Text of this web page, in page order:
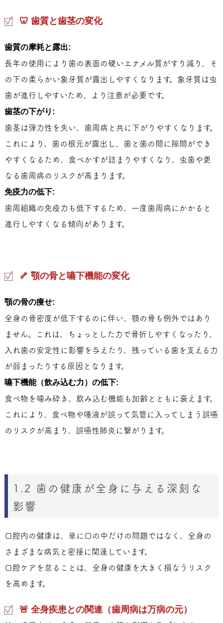
🦷 歯質と歯茎の変化
歯質の摩耗と露出:
長年の使用により歯の表面の硬いエナメル質がすり減り、そ
の下の柔らかい象牙質が露出しやすくなります。象牙質は虫
歯が進行しやすいため、より注意が必要です。
歯茎の下がり:
歯茎は弾力性を失い、歯周病と共に下がりやすくなります。
これにより、歯の根元が露出し、歯と歯の間に隙間ができ
やすくなるため、食べかすが詰まりやすくなり、虫歯や更
なる歯周病のリスクが高まります。
免疫力の低下:
歯周組織の免疫力も低下するため、一度歯周病にかかると
進行しやすくなる傾向があります。
🦴 顎の骨と嚥下機能の変化
顎の骨の痩せ:
全身の骨密度が低下するのに伴い、顎の骨も例外ではあり
ません。これは、ちょっとした力で骨折しやすくなったり、
入れ歯の安定性に影響を与えたり、残っている歯を支える力
が弱まったりする原因となります。
嚥下機能（飲み込む力）の低下:
食べ物を噛み砕き、飲み込む機能も加齢とともに衰えます。
これにより、食べ物や唾液が誤って気管に入ってしまう誤嚥
のリスクが高まり、誤嚥性肺炎に繋がります。
1.2 歯の健康が全身に与える深刻な
影響
口腔内の健康は、単に口の中だけの問題ではなく、全身の
さまざまな病気と密接に関連しています。
口腔ケアを怠ることは、全身の健康を大きく損なうリスク
を高めます。
🚨 全身疾患との関連（歯周病は万病の元）